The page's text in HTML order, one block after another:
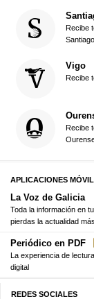
Recibe
Santiago
Vigo
Recibe
Recibe
APLICACIONES
La Voz de Galicia
Toda la información en
pierdas la actualidad
Periódico en PDF
La experiencia de
digital
REDES SOCIALES